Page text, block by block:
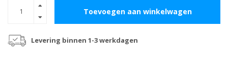
Toevoegen aan winkelwagen
Levering binnen 1-3 werkdagen